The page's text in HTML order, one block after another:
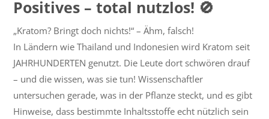
Positives – total nutzlos! 🚫
„Kratom? Bringt doch nichts!“ – Ähm, falsch!
In Ländern wie Thailand und Indonesien wird Kratom seit
JAHRHUNDERTEN genutzt. Die Leute dort schwören drauf
– und die wissen, was sie tun! Wissenschaftler
untersuchen gerade, was in der Pflanze steckt, und es gibt
Hinweise, dass bestimmte Inhaltsstoffe echt nützlich sein